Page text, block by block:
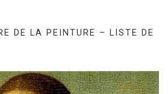
DE LA PEINTURE – LISTE DE